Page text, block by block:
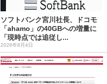
ソフトバンク宮川社長、ドコモ
「ahamo」の40GBへの増量に
「現時点では追従し...
2026年8月4日